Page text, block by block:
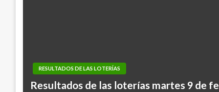
RESULTADOS DE LAS LOTERÍAS
Resultados de las loterías martes 9 de